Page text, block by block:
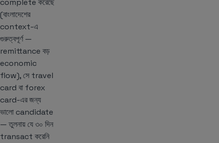
complete করেছে
(বাংলাদেশের
context-এ
গুরুত্বপূর্ণ —
remittance বড়
economic
flow), সে travel
card বা forex
card-এর জন্য
ভালো candidate
— তুলনায় যে ৩০ দিন
transact করেনি